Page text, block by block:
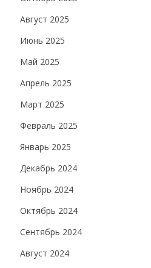
Август 2025
Июнь 2025
Май 2025
Апрель 2025
Март 2025
Февраль 2025
Январь 2025
Декабрь 2024
Ноябрь 2024
Октябрь 2024
Сентябрь 2024
Август 2024